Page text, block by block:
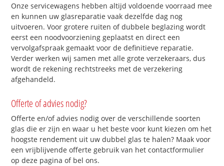
Onze servicewagens hebben altijd voldoende voorraad mee
en kunnen uw glasreparatie vaak dezelfde dag nog
uitvoeren. Voor grotere ruiten of dubbele beglazing wordt
eerst een noodvoorziening geplaatst en direct een
vervolgafspraak gemaakt voor de definitieve reparatie.
Verder werken wij samen met alle grote verzekeraars, dus
wordt de rekening rechtstreeks met de verzekering
afgehandeld.
Offerte of advies nodig?
Offerte en/of advies nodig over de verschillende soorten
glas die er zijn en waar u het beste voor kunt kiezen om het
hoogste rendement uit uw dubbel glas te halen? Maak voor
een vrijblijvende offerte gebruik van het contactformulier
op deze pagina of bel ons.